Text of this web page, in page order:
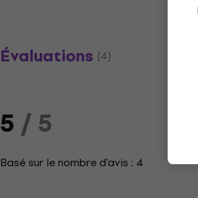
Évaluations (4)
5/ 5
Basé sur le nombre d'avis : 4